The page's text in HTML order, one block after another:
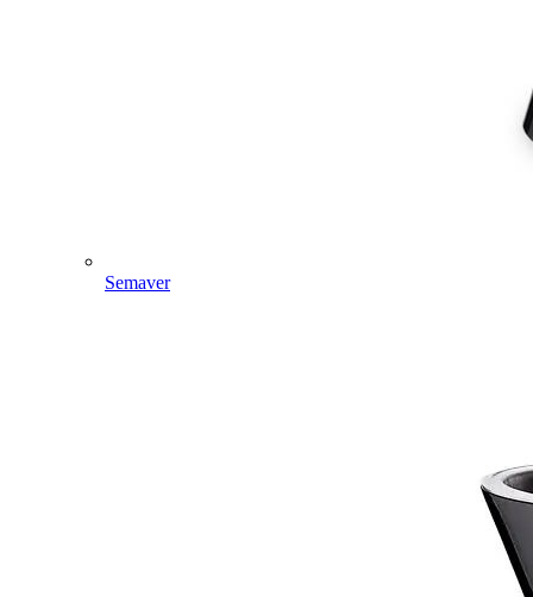
Semaver